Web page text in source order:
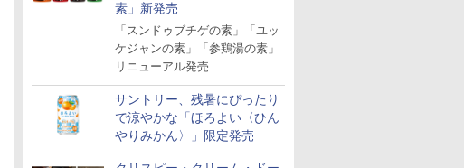
素」新発売
「スンドゥブチゲの素」「ユッ
ケジャンの素」「参鶏湯の素」
リニューアル発売
サントリー、残暑にぴったり
で涼やかな「ほろよい〈ひん
やりみかん〉」限定発売